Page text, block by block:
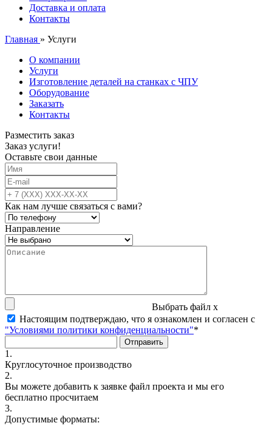
Доставка и оплата
Контакты
Главная » Услуги
О компании
Услуги
Изготовление деталей на станках с ЧПУ
Оборудование
Заказать
Контакты
Разместить заказ
Заказ услуги!
Оставьте свои данные
Как нам лучше связаться с вами?
Направление
Выбрать файл x
Настоящим подтверждаю, что я ознакомлен и согласен с
"Условиями политики конфиденциальности"*
1.
Круглосуточное производство
2.
Вы можете добавить к заявке файл проекта и мы его
бесплатно просчитаем
3.
Допустимые форматы: